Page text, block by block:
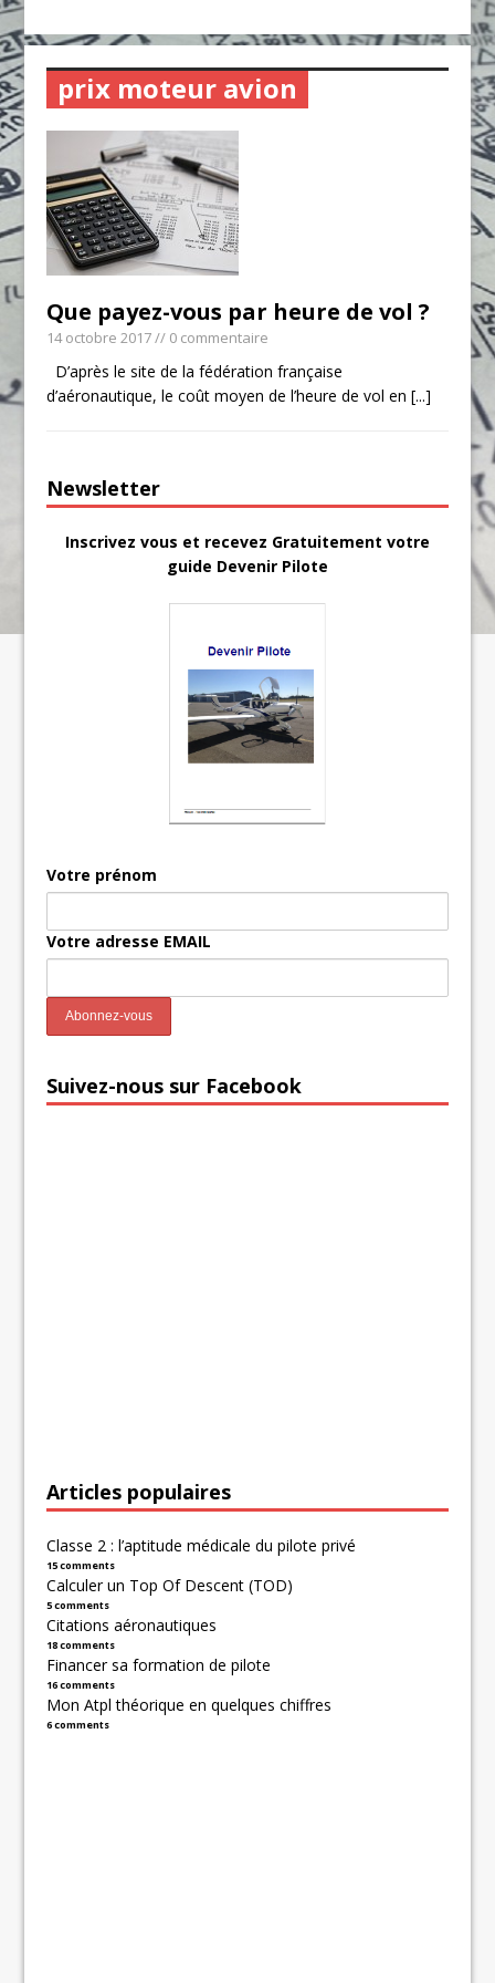
prix moteur avion
Que payez-vous par heure de vol ?
14 octobre 2017// 0 commentaire
D’après le site de la fédération française
d’aéronautique, le coût moyen de l’heure de vol en[...]
Newsletter
Inscrivez vous et recevez Gratuitement votre
guide Devenir Pilote
Votre prénom
Votre adresse EMAIL
Suivez-nous sur Facebook
Articles populaires
Classe 2 : l’aptitude médicale du pilote privé
15 comments
Calculer un Top Of Descent (TOD)
5 comments
Citations aéronautiques
18 comments
Financer sa formation de pilote
16 comments
Mon Atpl théorique en quelques chiffres
6 comments